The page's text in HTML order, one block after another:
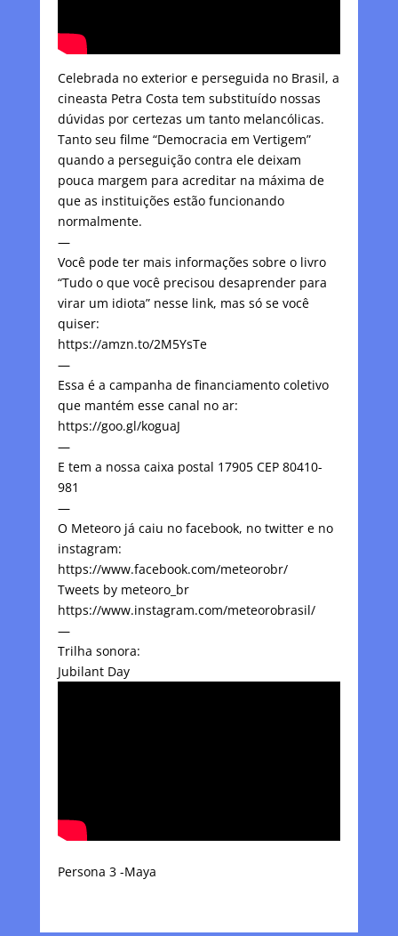
Celebrada no exterior e perseguida no Brasil, a
cineasta Petra Costa tem substituído nossas
dúvidas por certezas um tanto melancólicas.
Tanto seu filme “Democracia em Vertigem”
quando a perseguição contra ele deixam
pouca margem para acreditar na máxima de
que as instituições estão funcionando
normalmente.
—
Você pode ter mais informações sobre o livro
“Tudo o que você precisou desaprender para
virar um idiota” nesse link, mas só se você
quiser:
https://amzn.to/2M5YsTe
—
Essa é a campanha de financiamento coletivo
que mantém esse canal no ar:
https://goo.gl/koguaJ
—
E tem a nossa caixa postal 17905 CEP 80410-
981
—
O Meteoro já caiu no facebook, no twitter e no
instagram:
https://www.facebook.com/meteorobr/
Tweets by meteoro_br
https://www.instagram.com/meteorobrasil/
—
Trilha sonora:
Jubilant Day
Persona 3 -Maya